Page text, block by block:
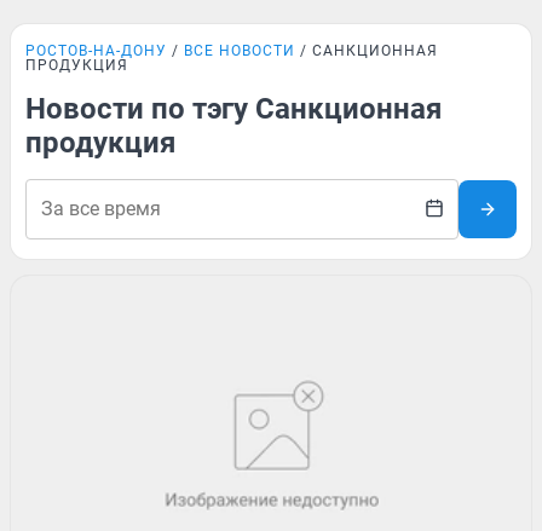
РОСТОВ-НА-ДОНУ ВСЕ НОВОСТИ
САНКЦИОННАЯ
ПРОДУКЦИЯ
Новости по тэгу Санкционная
продукция